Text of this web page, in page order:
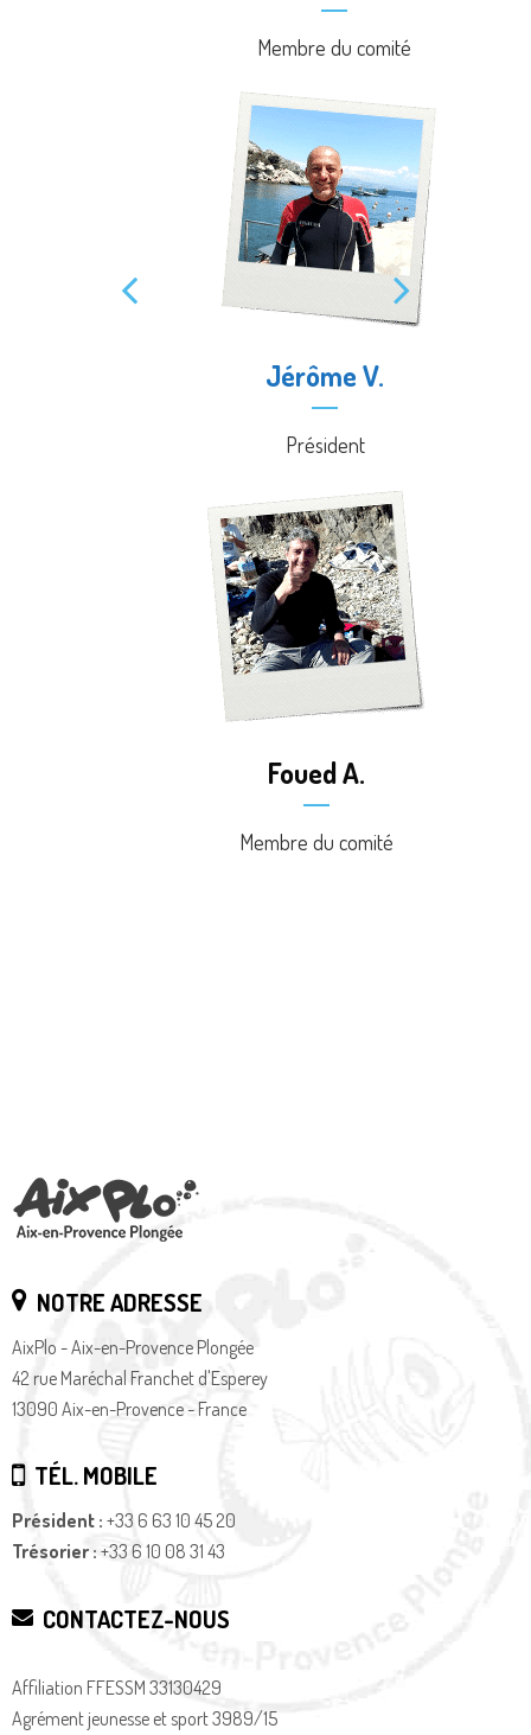
Membre du comité
Jérôme V.
Président
Foued A.
Membre du comité
NOTRE ADRESSE
AixPlo - Aix-en-Provence Plongée
42 rue Maréchal Franchet d'Esperey
13090 Aix-en-Provence - France
TÉL. MOBILE
Président : +33 6 63 10 45 20
Trésorier : +33 6 10 08 31 43
CONTACTEZ-NOUS
Affiliation FFESSM 33130429
Agrément jeunesse et sport 3989/15